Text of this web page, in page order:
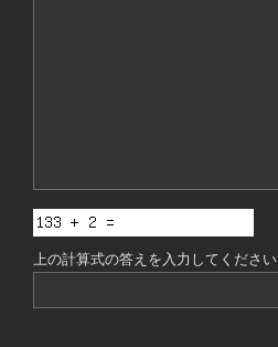
上の計算式の答えを入力してください